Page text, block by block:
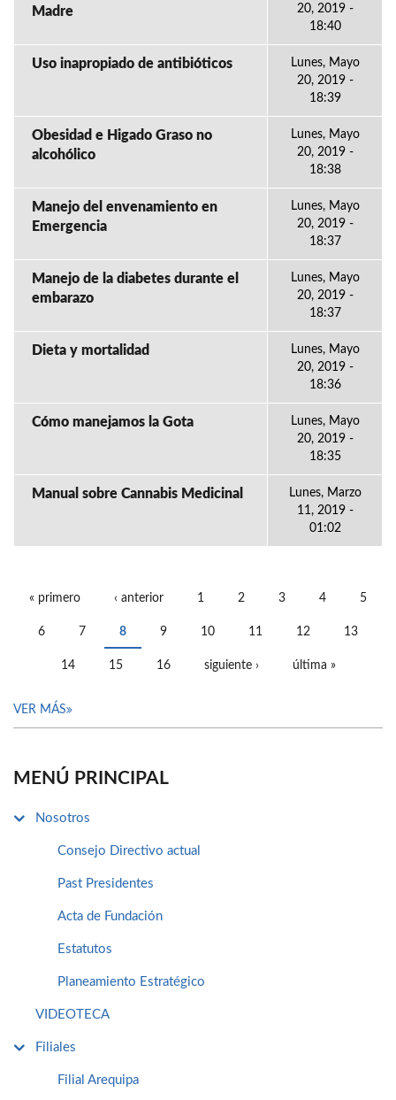
Madre
20, 2019 -
18:40
Uso inapropiado de antibióticos
Lunes, Mayo
20, 2019 -
18:39
Obesidad e Higado Graso no
alcohólico
Lunes, Mayo
20, 2019 -
18:38
Manejo del envenamiento en
Emergencia
Lunes, Mayo
20, 2019 -
18:37
Manejo de la diabetes durante el
embarazo
Lunes, Mayo
20, 2019 -
18:37
Dieta y mortalidad
Lunes, Mayo
20, 2019 -
18:36
Cómo manejamos la Gota
Lunes, Mayo
20, 2019 -
18:35
Manual sobre Cannabis Medicinal
Lunes, Marzo
11, 2019 -
01:02
« primero ‹ anterior 1 2 3 4 5
6 7 8 9 10 11 12 13
14 15 16 siguiente › última »
VER MÁS
MENÚ PRINCIPAL
Nosotros
Consejo Directivo actual
Past Presidentes
Acta de Fundación
Estatutos
Planeamiento Estratégico
VIDEOTECA
Filiales
Filial Arequipa